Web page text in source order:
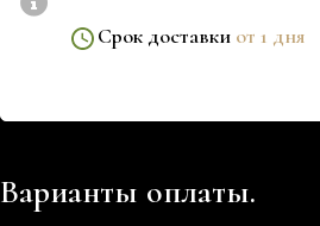
Срок доставки от 1 дня
Варианты оплаты.